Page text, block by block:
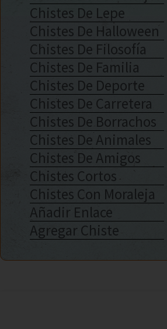
Chistes De Lepe
Chistes De Halloween
Chistes De Filosofía
Chistes De Familia
Chistes De Deporte
Chistes De Carretera
Chistes De Borrachos
Chistes De Animales
Chistes De Amigos
Chistes Cortos
Chistes Con Moraleja
Añadir Enlace
Agregar Chiste